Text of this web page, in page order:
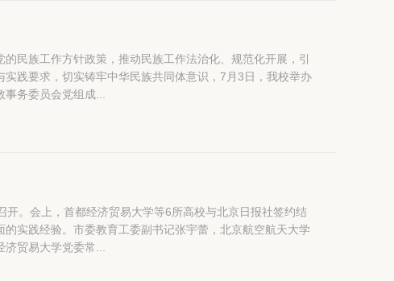
民族工作方针政策，推动民族工作法治化、规范化开展，引
践要求，切实铸牢中华民族共同体意识，7月3日，我校举办
事务委员会党组成...
。会上，首都经济贸易大学等6所高校与北京日报社签约结
实践经验。市委教育工委副书记张宇蕾，北京航空航天大学
贸易大学党委常...